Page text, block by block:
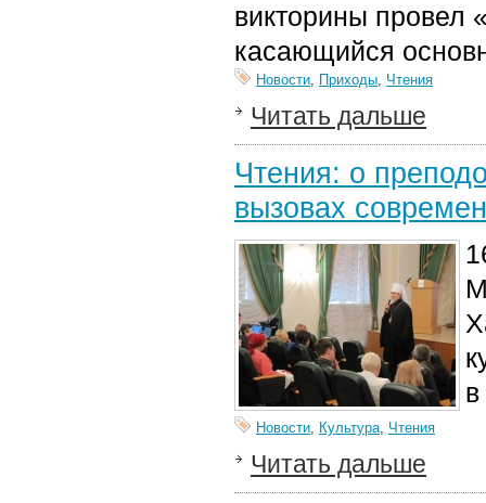
викторины провел
касающийся
Новости, Приходы, Чтения
Читать дальше
Чтения: о
вызовах
в
Новости, Культура, Чтения
Читать дальше